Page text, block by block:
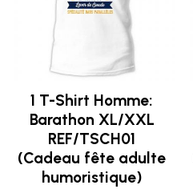
1 T-Shirt Homme:
Barathon XL/XXL
REF/TSCH01
(Cadeau fête adulte
humoristique)